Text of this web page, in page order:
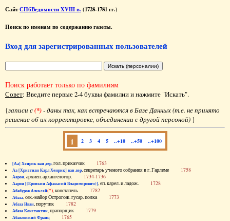
СайтСПбВедомости XVIII в. (1728-1781 гг.)
Поиск по именам по содержанию газеты.
Вход для зарегистрированных пользователей
Поиск работает только по фамилиям
Совет: Введите первые 2-4 буквы фамилии и нажмите "Искать".
{записи с(*)- даны так, как встречаются в Базе Данных (т.е. не принято
решение об их корректировке, объединении с другой персоной) }
1 2 3 4 5 ..+10 ..+50 ..+100
[Аа] Хенрик ван дер, гол. приказчик 1763
Аа [Христиан Карл Хенрик] ван дер, секретарь ученого собрания в г. Гарлеме 1758
Аарон, архиеп. архангелогор. 1734-1736
Аарон [(Еропкин Афанасий Владимирович)], еп. карел. и ладож. 1728
Абабуров Алексей(*), констапель 1782
Абаза, сек.-майор Острогож. гусар. полка 1773
Абаза Иван, поручик 1782
Абаза Константин, прапорщик 1779
Абаковский Франц 1765